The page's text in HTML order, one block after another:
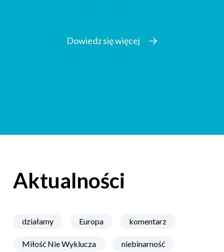
Dowiedz się więcej
Aktualności
działamy Europa komentarz
Miłość Nie Wyklucza niebinarność